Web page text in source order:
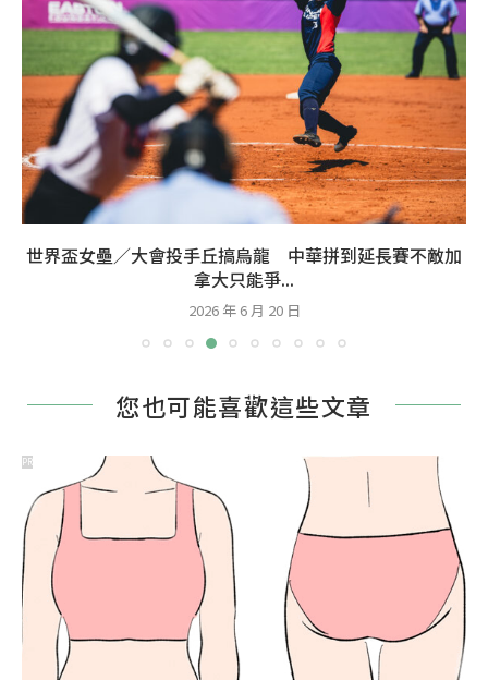
世界盃女壘／大會投手丘搞烏龍 中華拼到延長賽不敵加
拿大只能爭...
2026 年 6 月 20 日
您也可能喜歡這些文章
PR